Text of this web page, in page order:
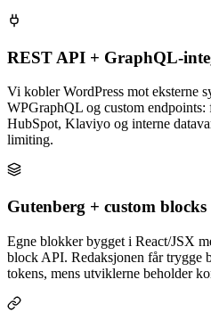
REST API + GraphQL-
Vi kobler WordPress mot eksterne
WPGraphQL og custom
HubSpot, Klaviyo og interne
limiting.
Gutenberg + custom blocks
Egne blokker bygget i React/JSX
block API. Redaksjonen får trygge
tokens, mens utviklerne beholder